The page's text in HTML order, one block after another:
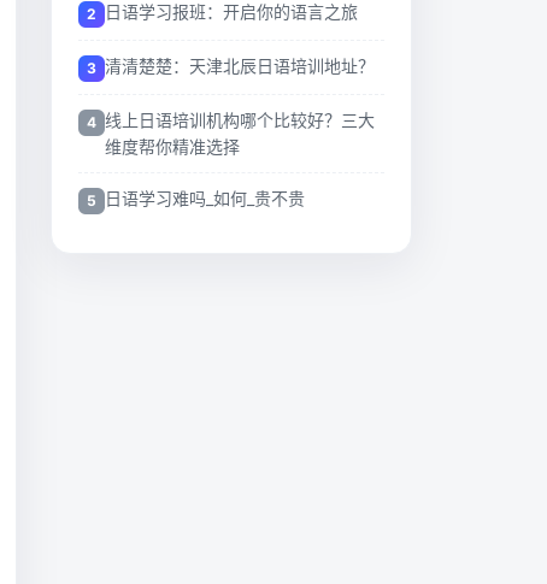
日语学习报班：开启你的语言之旅
清清楚楚：天津北辰日语培训地址？
线上日语培训机构哪个比较好？三大
维度帮你精准选择
日语学习难吗_如何_贵不贵